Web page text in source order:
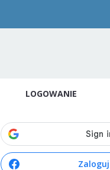
LOGOWANIE